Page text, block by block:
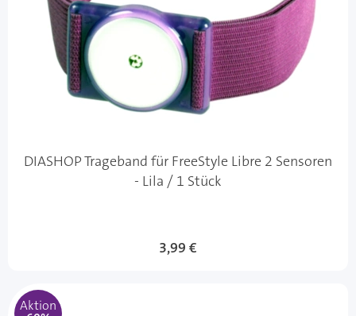
DIASHOP Trageband für FreeStyle Libre 2 Sensoren
- Lila / 1 Stück
Sonderangebot
3,99 €
Aktion